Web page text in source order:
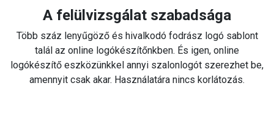
A felülvizsgálat szabadsága
Több száz lenyűgöző és hivalkodó fodrász logó sablont
talál az online logókészítőnkben. És igen, online
logókészítő eszközünkkel annyi szalonlogót szerezhet be,
amennyit csak akar. Használatára nincs korlátozás.